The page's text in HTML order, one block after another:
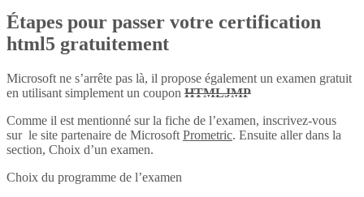
Étapes pour passer votre certification
html5 gratuitement
Microsoft ne s’arrête pas là, il propose également un examen gratuit
en utilisant simplement un coupon HTMLJMP
Comme il est mentionné sur la fiche de l’examen, inscrivez-vous
sur le site partenaire de Microsoft Prometric. Ensuite aller dans la
section, Choix d’un examen.
Choix du programme de l’examen